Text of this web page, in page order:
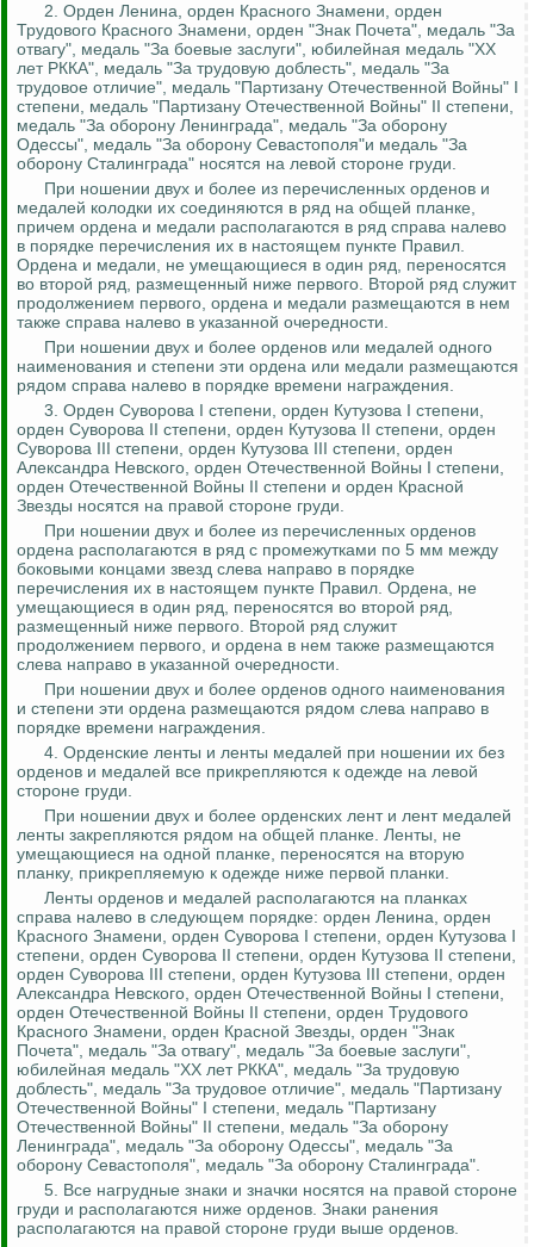
2. Орден Ленина, орден Красного Знамени, орден
Трудового Красного Знамени, орден "Знак Почета", медаль "За
отвагу", медаль "За боевые заслуги", юбилейная медаль "XX
лет РККА", медаль "За трудовую доблесть", медаль "За
трудовое отличие", медаль "Партизану Отечественной Войны" I
степени, медаль "Партизану Отечественной Войны" II степени,
медаль "За оборону Ленинграда", медаль "За оборону
Одессы", медаль "За оборону Севастополя"и медаль "За
оборону Сталинграда" носятся на левой стороне груди.
При ношении двух и более из перечисленных орденов и
медалей колодки их соединяются в ряд на общей планке,
причем ордена и медали располагаются в ряд справа налево
в порядке перечисления их в настоящем пункте Правил.
Ордена и медали, не умещающиеся в один ряд, переносятся
во второй ряд, размещенный ниже первого. Второй ряд служит
продолжением первого, ордена и медали размещаются в нем
также справа налево в указанной очередности.
При ношении двух и более орденов или медалей одного
наименования и степени эти ордена или медали размещаются
рядом справа налево в порядке времени награждения.
3. Орден Суворова I степени, орден Кутузова I степени,
орден Суворова II степени, орден Кутузова II степени, орден
Суворова III степени, орден Кутузова III степени, орден
Александра Невского, орден Отечественной Войны I степени,
орден Отечественной Войны II степени и орден Красной
Звезды носятся на правой стороне груди.
При ношении двух и более из перечисленных орденов
ордена располагаются в ряд с промежутками по 5 мм между
боковыми концами звезд слева направо в порядке
перечисления их в настоящем пункте Правил. Ордена, не
умещающиеся в один ряд, переносятся во второй ряд,
размещенный ниже первого. Второй ряд служит
продолжением первого, и ордена в нем также размещаются
слева направо в указанной очередности.
При ношении двух и более орденов одного наименования
и степени эти ордена размещаются рядом слева направо в
порядке времени награждения.
4. Орденские ленты и ленты медалей при ношении их без
орденов и медалей все прикрепляются к одежде на левой
стороне груди.
При ношении двух и более орденских лент и лент медалей
ленты закрепляются рядом на общей планке. Ленты, не
умещающиеся на одной планке, переносятся на вторую
планку, прикрепляемую к одежде ниже первой планки.
Ленты орденов и медалей располагаются на планках
справа налево в следующем порядке: орден Ленина, орден
Красного Знамени, орден Суворова I степени, орден Кутузова I
степени, орден Суворова II степени, орден Кутузова II степени,
орден Суворова III степени, орден Кутузова III степени, орден
Александра Невского, орден Отечественной Войны I степени,
орден Отечественной Войны II степени, орден Трудового
Красного Знамени, орден Красной Звезды, орден "Знак
Почета", медаль "За отвагу", медаль "За боевые заслуги",
юбилейная медаль "XX лет РККА", медаль "За трудовую
доблесть", медаль "За трудовое отличие", медаль "Партизану
Отечественной Войны" I степени, медаль "Партизану
Отечественной Войны" II степени, медаль "За оборону
Ленинграда", медаль "За оборону Одессы", медаль "За
оборону Севастополя", медаль "За оборону Сталинграда".
5. Все нагрудные знаки и значки носятся на правой стороне
груди и располагаются ниже орденов. Знаки ранения
располагаются на правой стороне груди выше орденов.